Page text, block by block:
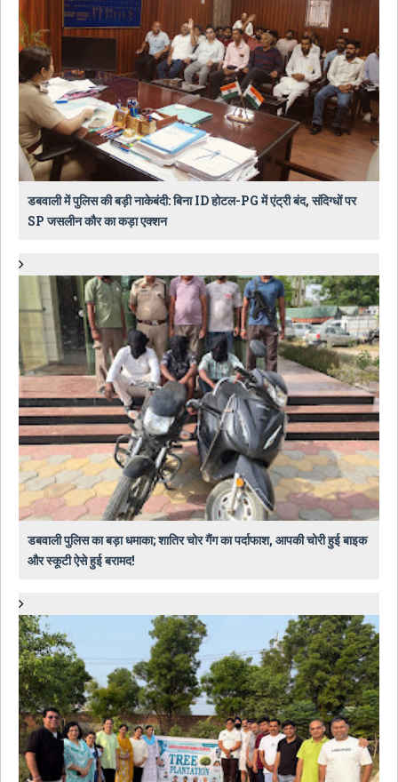
डबवाली में पुलिस की बड़ी नाकेबंदी: बिना ID होटल-PG में एंट्री बंद, संदिग्धों पर
SP जसलीन कौर का कड़ा एक्शन
डबवाली पुलिस का बड़ा धमाका; शातिर चोर गैंग का पर्दाफाश, आपकी चोरी हुई बाइक
और स्कूटी ऐसे हुई बरामद!